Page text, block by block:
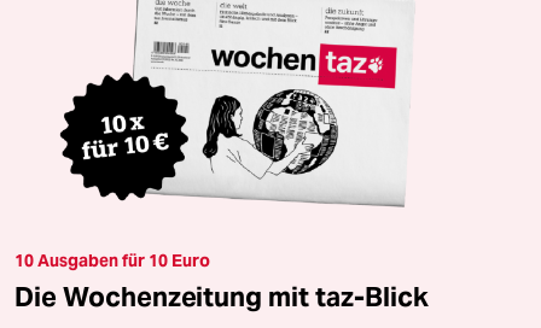
10 Ausgaben für 10 Euro
Die Wochenzeitung mit taz-Blick